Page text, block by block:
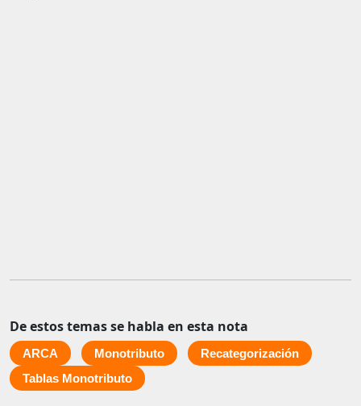
De estos temas se habla en esta nota
ARCA Monotributo
Recategorización
Tablas Monotributo